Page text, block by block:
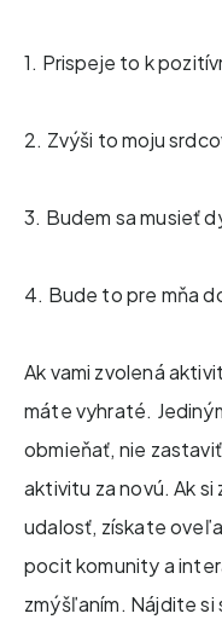
1. Prispeje to k
2. Zvýši to moju
3. Budem sa musieť
4. Bude to pre mňa
Ak vami zvolená
máte vyhraté.
obmieňať, nie
aktivitu za novú. Ak
udalosť, získate
pocit komunity a
zmýšľaním. Nájdite si